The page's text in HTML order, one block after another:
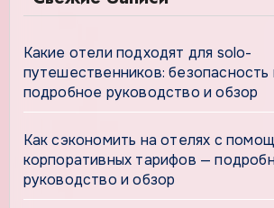
Какие отели подходят для solo-
путешественников:
подробное руководство и обзор
Как сэкономить на отелях с
корпоративных тарифов —
руководство и обзор